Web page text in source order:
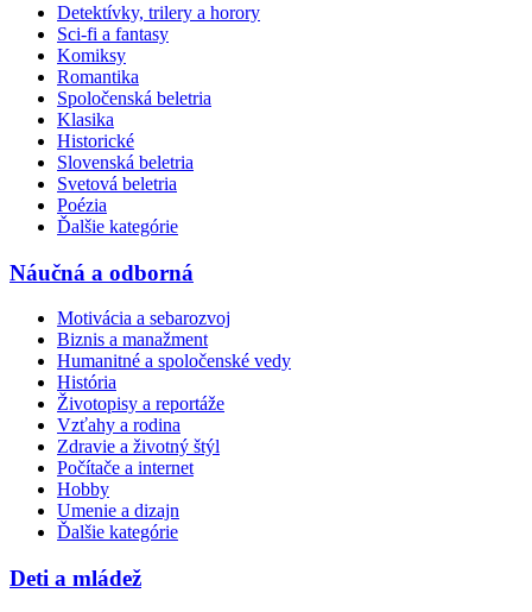
Detektívky, trilery a horory
Sci-fi a fantasy
Komiksy
Romantika
Spoločenská beletria
Klasika
Historické
Slovenská beletria
Svetová beletria
Poézia
Ďalšie kategórie
Náučná a odborná
Motivácia a sebarozvoj
Biznis a manažment
Humanitné a spoločenské vedy
História
Životopisy a reportáže
Vzťahy a rodina
Zdravie a životný štýl
Počítače a internet
Hobby
Umenie a dizajn
Ďalšie kategórie
Deti a mládež